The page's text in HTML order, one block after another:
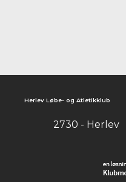
Herlev Løbe- og Atletikklub
2730 - Herlev